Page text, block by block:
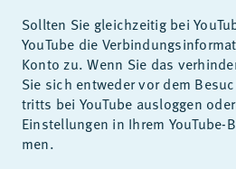
Soll­ten Sie gleich­zei­tig bei
YouTube die
Kon­to zu. Wenn Sie das
Sie sich ent­we­der vor dem
tritts bei YouTube aus­log­gen
Ein­stel­lun­gen in Ih­rem
men.